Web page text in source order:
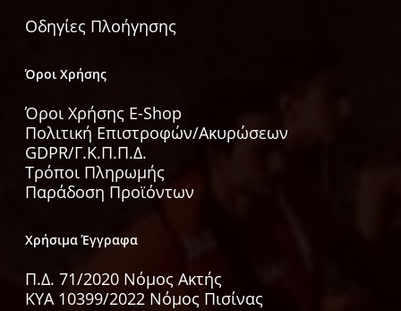
Οδηγίες Πλοήγησης
Όροι Χρήσης
Όροι Χρήσης E-Shop
Πολιτική Επιστροφών/Ακυρώσεων
GDPR/Γ.Κ.Π.Π.Δ.
Τρόποι Πληρωμής
Παράδοση Προϊόντων
Χρήσιμα Έγγραφα
Π.Δ. 71/2020 Νόμος Ακτής
KYA 10399/2022 Νόμος Πισίνας